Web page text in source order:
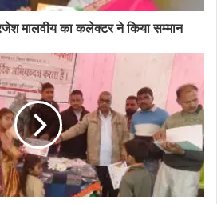
मालवीय का कलेक्टर ने किया सम्मान